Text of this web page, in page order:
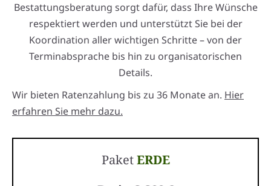
Bestattungsberatung sorgt dafür, dass Ihre Wünsche
respektiert werden und unterstützt Sie bei der
Koordination aller wichtigen Schritte – von der
Terminabsprache bis hin zu organisatorischen
Details.
Wir bieten Ratenzahlung bis zu 36 Monate an. Hier
erfahren Sie mehr dazu.
PaketERDE